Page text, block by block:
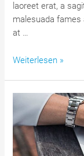
laoreet erat, a
malesuada
at …
5
a
good
speaker
Weiterlesen »